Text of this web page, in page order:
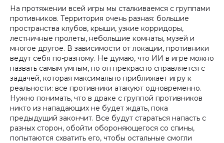
На протяжении всей игры мы сталкиваемся с группами
противников. Территория очень разная: большие
пространства клубов, крыши, узкие корридоры,
лестничные пролеты, небольшие комнаты, музей и
многое другое. В зависимости от локации, противники
ведут себя по-разному. Не думаю, что ИИ в игре можно
назвать самым умным, но он прекрасно справляется с
задачей, которая максимально приближает игру к
реальности: все противники атакуют одновременно.
Нужно понимать, что в драке с группой противников
никто из нападающих не будет ждать, пока
предыдущий закончит. Все будут стараться напасть с
разных сторон, обойти обороняющегося со спины,
попытаются схватить его, чтобы остальные смогли